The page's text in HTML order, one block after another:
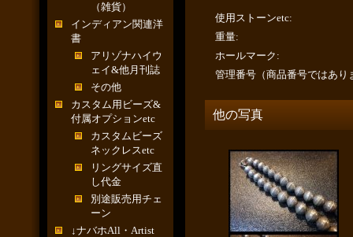
（雑貨）
インディアン関連洋
書
アリゾナハイウ
ェイ&他月刊誌
その他
カスタム用ビーズ&
付属オプションetc
カスタムビーズ
ネックレスetc
リングサイズ直
し代金
別途販売用チェ
ーン
↓ナバホAll・Artist
使用ストーンetc:
重量:
ホールマーク :
管理番号（商品番号ではあり
他の写真